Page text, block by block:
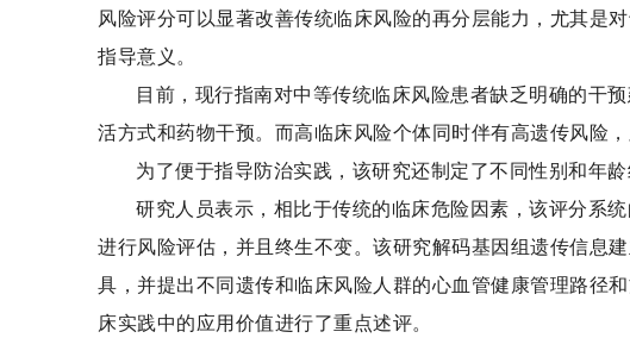
风险评分可以显著改善传统临床风险的再分层能力，尤其是
指导意义。
目前，现行指南对中等传统临床风险患者缺乏明确的干
活方式和药物干预。而高临床风险个体同时伴有高遗传风险
为了便于指导防治实践，该研究还制定了不同性别和年
研究人员表示，相比于传统的临床危险因素，该评分系
进行风险评估，并且终生不变。该研究解码基因组遗传信息
具，并提出不同遗传和临床风险人群的心血管健康管理路径
床实践中的应用价值进行了重点述评。